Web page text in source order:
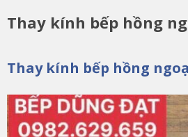
Thay kính bếp hồng
Thay kính bếp hồng